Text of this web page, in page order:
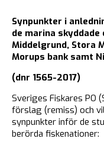
Synpunkter i
de marina skyddade
Middelgrund, Stora
Morups bank samt
(dnr 1565-2017)
Sveriges Fiskares PO
förslag (remiss) och
synpunkter inför de
berörda fiskenationer: